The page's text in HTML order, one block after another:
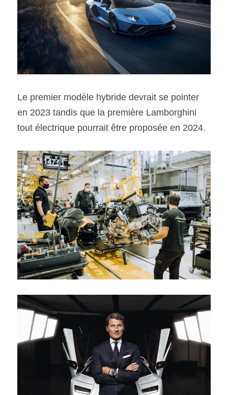
Le premier modèle hybride devrait se pointer
en 2023 tandis que la première Lamborghini
tout électrique pourrait être proposée en 2024.